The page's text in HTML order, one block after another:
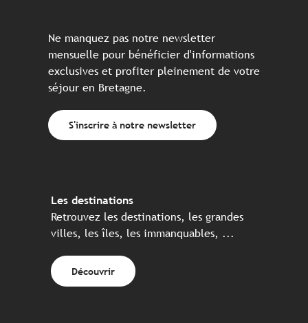
Ne manquez pas notre newsletter
mensuelle pour bénéficier d'informations
exclusives et profiter pleinement de votre
séjour en Bretagne.
S'inscrire à notre newsletter
Les destinations
Retrouvez les destinations, les grandes
villes, les îles, les immanquables, ...
Découvrir